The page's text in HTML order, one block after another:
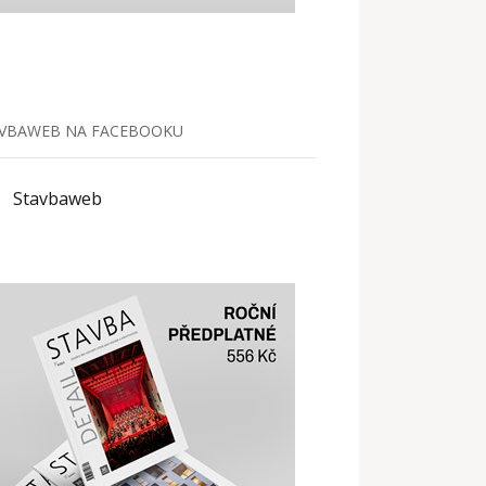
NA FACEBOOKU
Stavbaweb